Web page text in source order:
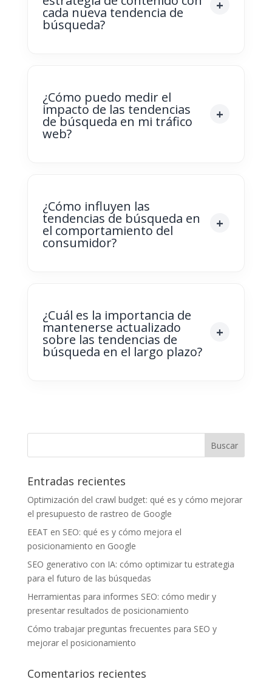
cada nueva tendencia de
búsqueda?
¿Cómo puedo medir el
impacto de las tendencias
de búsqueda en mi tráfico
web?
¿Cómo influyen las
tendencias de búsqueda en
el comportamiento del
consumidor?
¿Cuál es la importancia de
mantenerse actualizado
sobre las tendencias de
búsqueda en el largo plazo?
Entradas recientes
Optimización del crawl budget: qué es y cómo mejorar
el presupuesto de rastreo de Google
EEAT en SEO: qué es y cómo mejora el
posicionamiento en Google
SEO generativo con IA: cómo optimizar tu estrategia
para el futuro de las búsquedas
Herramientas para informes SEO: cómo medir y
presentar resultados de posicionamiento
Cómo trabajar preguntas frecuentes para SEO y
mejorar el posicionamiento
Comentarios recientes